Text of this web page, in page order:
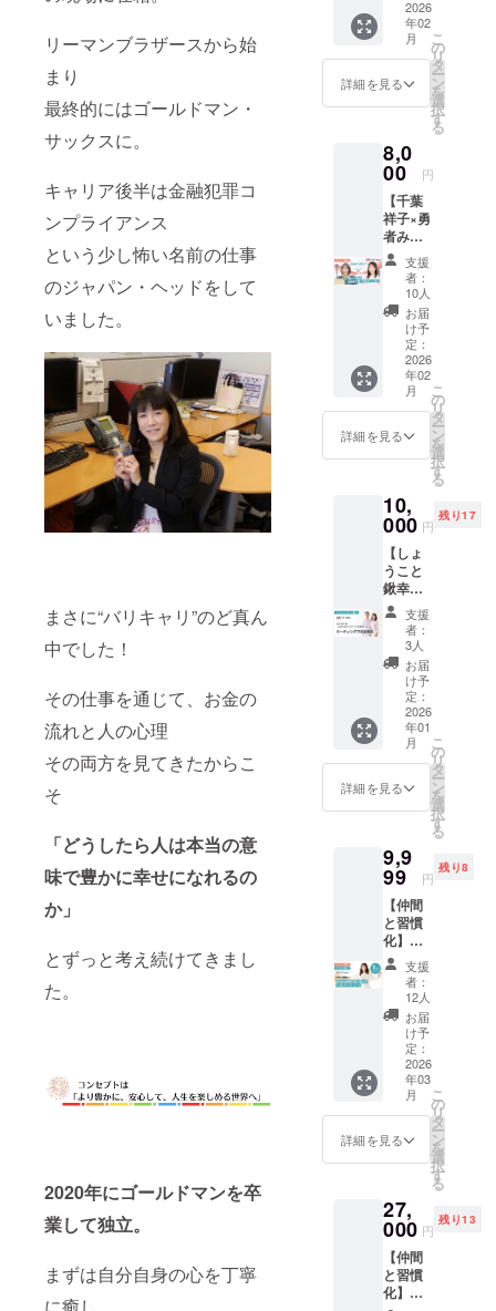
リーマンブラザースから始
まり
最終的にはゴールドマン・
サックスに。
キャリア後半は金融犯罪コ
ンプライアンス
という少し怖い名前の仕事
のジャパン・ヘッドをして
いました。
まさに“バリキャリ”のど真ん
中でした！
その仕事を通じて、お金の
流れと人の心理
その両方を見てきたからこ
そ
「どうしたら人は本当の意
味で豊かに幸せになれるの
か」
とずっと考え続けてきまし
た。
2020年にゴールドマンを卒
業して独立。
まずは自分自身の心を丁寧
の変更
はでき
かねま
すの
で、ご
確認の
上、お
みくだ
さい。
※お料
理、お
飲み物
（アル
コール
含む）
が含ま
れてい
ます。
※移動に
かかる
交通費
はご負
担くだ
さい。
ます ※
クラウ
ドファ
ンディ
ング終
了後、1
月中に
メール
にて ご
案内を
順次開
始させ
て頂き
ます。
◆サイ
ン本1冊
付 【書
れな
い！お
金を守
る７つ
の習
慣』 ・
きずな
出版 ・
著者：
千葉祥
籍は発
売次
第、順
次発送
ます。
※国内発
してい
ます。
ショッ
プと講
演会会
場との
協議の
上、
季節の
ちらで
選ばせ
ていた
だきま
す。 ◆
サイン
本1冊付
【書籍
概要】
・『奪
われな
い！お
金を守
る７つ
の習
慣』 ・
きずな
出版 ・
著者：
子 ※書
籍は発
売次
第、順
次発送
いたし
ます。
※国内発
送のみ
に対応
してい
ます。
なノー
トが
あった
ら、よ
かった
な」を
ことを
実際に
形にし
たノー
トで
す。 お
色は３
色から
選べま
す！ ・
金運
アップ
のゴー
ルデン
イエ
ロー ・
仕事運
アップ
のパ
ネット
レッド
・健康
運アッ
プの
ウェル
ネスブ
ルー 備
考欄
に、ご
希望の
色を記
載して
くださ
い。
▼▼▼
リター
ン詳細
▼▼▼
オリジ
ナル
ジャー
ナリン
グノー
ト・ス
ター
シップ
コンパ
ス1冊
（お礼
とクラ
ウド
ファン
ディン
グ限定
使い方
数：1冊
（定価
5,500
円）
（カ
ラー
見える
化でき
ていた
の目標
も作り
と思い
ません
か？千
葉祥子
自身
が、自
分の半
生を振
り返り
ながら
「こん
なノー
トが
あった
ら、よ
かった
な」を
感じた
ことを
形にし
たノー
トで
す。 お
色は３
色から
選べま
す！ ３
色バラ
バラで
も、同
じ色を
３冊で
もご希
望に合
わせて
お選び
いただ
けま
金運
アップ
のゴー
ルデン
イエ
ロー ・
仕事運
アップ
のパ
ショ
ネット
レッド
・健康
運アッ
プの
ウェル
ネスブ
ルー 備
考欄
希望の
色の組
み合わ
せを記
載して
くださ
やお茶
が含ま
れてい
▼▼▼
リター
開
催日：
2026年
4月12日
（日）
14時00
分〜17
時00分
所要時
間：180
分 開
催場
所：東
京都内
参加人
人 ※
クラウ
ンディ
ング終
了後、1
月中に
メール
にて 場
所の詳
細等ご
案内を
順次開
始させ
て頂き
ます。
※キャン
セル及
び日時
の変更
はでき
かねま
で、ご
確認の
上、お
申し込
みくだ
さい。
※魔法の
お茶会
代が含
まれま
す。 ※
移動に
かかる
交通費
はご負
担くだ
さい。
※公共の
場所で
ます。
◆サイ
ン本2冊
付 【書
籍概
要】 ・
の2026
年の予
祝をす
ントで
す。
ンサ
ル、質
問会、
なども
含まれ
ていま
す。 少
人数
で、リ
ラック
スした
雰囲気
で楽し
いひと
時を素
間と共
に過ご
時をお
届けし
ます。
アフタ
ヌーン
ティー
を頂き
なが
ら、楽
しい時
間を過
ごしま
しょ
う。
▼▼▼
ン詳細
▼▼▼
催日：
2026年
2月22日
（日）
午後1時
00分〜
午後3時
00分 所
要時
間：120
分 開
催場
所：東
京都
ザ・
リッ
ツ・
カール
トン東
THE
LOBBY
LOUNG
E 参加
人数：5
人 ※
を超
え、も
うすぐ
シリー
ズ10万
家。 今
回、2人
が同時
期に新
刊を出
すご縁
で、特
別コラ
ボセミ
ナーを
開催す
ること
になり
まし
た！ <
ラボオ
ンライ
概要>
タイト
ル：男
性脳・
女性脳
でひも
解く！
お金も
人生も
開花す
るセミ
ナー オ
ンライ
ンで開
催する
ミナー
です。
理と目
標達
成」、
女性脳
は「感
情と共
感力」
を強み
として
いま
す。そ
の違い
を活か
すこと
で、お
い方、
仕事の
方、
パート
ナー
シップ
や人間
関係の
築き
ん（し
げちゃ
ん）と
の、初
の特別
げちゃ
んは、
前作
『ドイ
ツ人の
すごい
働き
方』
（すば
る舎）
が8万部
を超
え、も
うすぐ
シリー
ズ10万
部のベ
回、2人
が同時
期に新
刊を出
すご縁
で、特
別コラ
ボセミ
ナーを
開催す
ること
になり
まし
た！ こ
の特別
企画で
は、シ
プラン
のセミ
ナーに
加え、
後日開
催する
Zoomで
のグ
ループ
コンサ
ルにご
招待し
ます。
<特別コ
ラボグ
コンサ
ルの概
ル：男
性脳×女
性脳
コーチ
ングラ
ボ - 人
相談(プ
ラチ
ナ・プ
ラ
ン)+サ
イン本
２冊
こと同
じ11月
に新刊
『ドイ
ツ人の
すごい
リー
ダー
シッ
プ』を
出版す
る西村
栄基さ
ん（し
げちゃ
ん）と
の、初
す。 し
げちゃ
んは、
前作
『ドイ
ツ人の
すごい
働き
方』
（すば
る舎）
が8万部
を超え
るベス
トセ
ラー作
家。 今
回、2人
刊を出
すご縁
で、特
別コラ
ボセミ
ナーを
開催す
ること
になり
まし
た！ こ
の企画
では、
ゴール
ド・プ
セミ
ナー＆
え、し
げちゃ
んと
しょう
この2人
の講師
2026
年02
月
詳細を見る
こ
の
リ
タ
ー
ン
を
選
択
す
る
8,0
00 円
【千葉
祥子×勇
者みか
りん】
心に響
く文章
を短期
間で書
く秘密
Zoomセ
ミナー
+サイン
本１冊
千葉祥
子の初
の著書
れな
い！お
金を守
る７つ
の習
慣」
は、決
定から
実際に
発売に
なるま
での期
間が3ヶ
月と非
常にタ
イトな
スケ
間に追
われる
ことが
常の証
券会社
出身の
しょう
こでし
たが、
初出版
でどう
やって
締め切
りを守
り、心
に響く
文章が
場の様
子をセ
ミナー
形式で
お伝え
しま
支援
者：
10人
お届
け予
定：
2026
年02
月
詳細を見る
こ
の
リ
タ
ー
ン
を
選
択
す
る
10,
000 円
残り17
【しょ
うこと
鍬幸次
(しょう
この
パート
ナー)と
ミー
ティン
グでき
る権利
(Zoom
または
リア
ル)】＋
サイン
千葉祥
子の
パート
ナー、
保険営
業の
トップ
0.03%
と言わ
れる
TOTを2
年連続
で達成
した鍬
幸次
と、千
葉祥子
グをし
て、お
金のリ
アル、
パート
ナー
支援
者：
3人
お届
け予
定：
2026
年01
月
詳細を見る
こ
の
リ
タ
ー
ン
を
選
択
す
る
9,9
99 円
残り8
【仲間
と習慣
化】あ
なたの
金脈発
掘1ヶ月
ゴール
ドコー
ス ＋ サ
イン本1
冊 (オン
ライン
開催/
アーカ
イブ有)
「たっ
でお金
迷子か
らの卒
業」
「あな
たの中
支援
者：
12人
お届
け予
定：
2026
年03
月
詳細を見る
こ
の
リ
タ
ー
ン
を
選
択
す
る
27,
000 円
残り13
【仲間
と習慣
化】あ